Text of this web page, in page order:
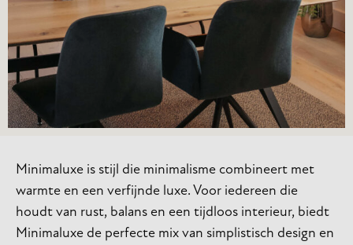
Minimaluxe is stijl die minimalisme combineert met
warmte en een verfijnde luxe. Voor iedereen die
houdt van rust, balans en een tijdloos interieur, biedt
Minimaluxe de perfecte mix van simplistisch design en